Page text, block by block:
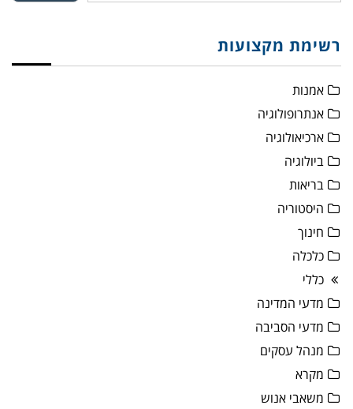
רשימת מקצועות
אמנות
אנתרופולוגיה
ארכיאולוגיה
ביולוגיה
בריאות
היסטוריה
חינוך
כלכלה
כללי
מדעי המדינה
מדעי הסביבה
מנהל עסקים
מקרא
משאבי אנוש